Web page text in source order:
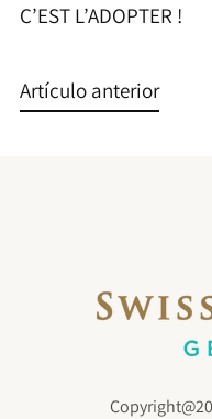
C’EST L’ADOPTER !
Artículo anterior